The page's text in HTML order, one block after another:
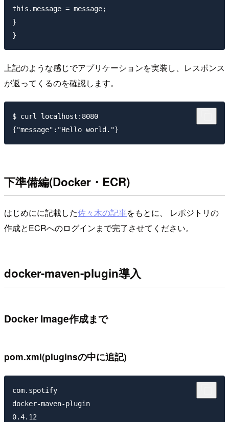
this.message = message;
}
上記のような感じでアプリケーションを実装し、レスポンス
が返ってくるのを確認します。
$ curl localhost:8080
下準備編(Docker・ECR)
はじめにに記載した佐々木の記事をもとに、 レポジトリの
作成とECRへのログインまで完了させてください。
docker-maven-plugin導入
Docker Image作成まで
pom.xml(pluginsの中に追記)
com.spotify
docker-maven-plugin
0.4.12